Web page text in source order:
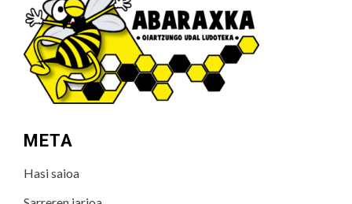
META
Hasi saioa